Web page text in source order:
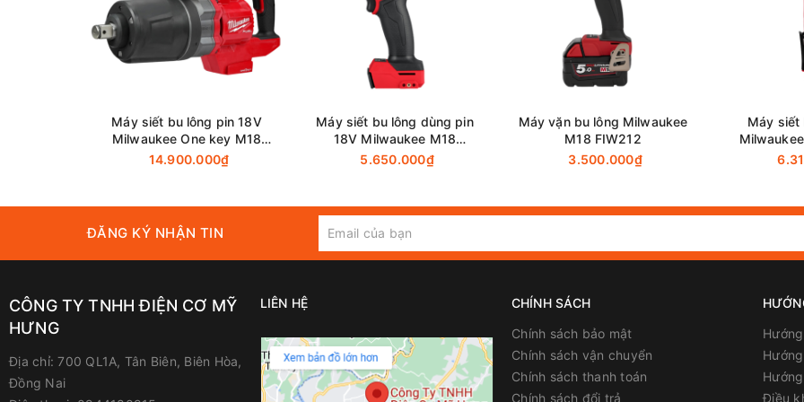
tai nạn không mong muốn trong quá trình sử dụng. Ngoài ra, máy còn có cơ chế điều chỉnh tốc độ giúp người sử dụng
điều chỉnh theo từng nhiệm vụ cụ thể một cách linh hoạt.
Với thiết kế nhỏ gọn và trọng lượng tương đối nhẹ, máy siết bu lông Makita TW1000 dễ dàng di chuyển và sử dụng ở
dụng hàng ngày.
Thông Số Kỹ Thuật
Khả Năng
Công Suất Đầu Vào 1,200W
1,000 N.m
8.4 kg
Máy siết bu lông pin 18V
Milwaukee One key M18
ONEFHIWF1DS-0C0 (chưa
14.900.000₫
Máy siết bu lông dùng pin
18V Milwaukee M18
FHIW2F12-0X0 (Chưa Pin &
5.650.000₫
Máy vặn bu lông Milwaukee
M18 FIW212
3.500.000₫
Máy siết
(Chưa
ĐĂNG KÝ NHẬN TIN
CÔNG TY TNHH ĐIỆN CƠ MỸ
HƯNG
Địa chỉ: 700 QL1A, Tân Biên, Biên Hòa,
Đồng Nai
LIÊN HỆ
CHÍNH SÁCH
Chính sách bảo mật
Chính sách vận chuyển
Chính sách thanh toán
Chính sách đổi trả
Điều